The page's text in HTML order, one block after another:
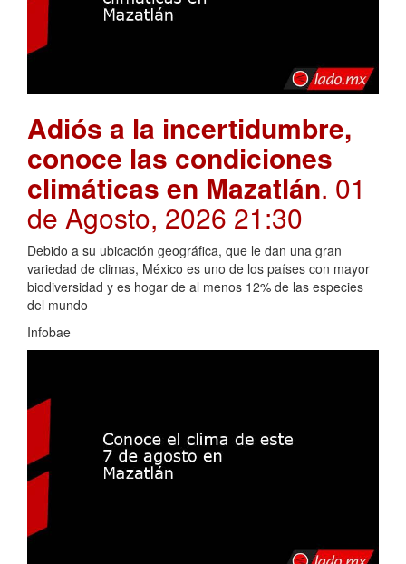
Adiós a la incertidumbre,
conoce las condiciones
climáticas en Mazatlán. 01
de Agosto, 2026 21:30
Debido a su ubicación geográfica, que le dan una gran
variedad de climas, México es uno de los países con mayor
biodiversidad y es hogar de al menos 12% de las especies
del mundo
Infobae